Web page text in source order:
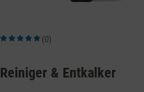
Durchschnittliche Bewertung von 5 von 5
(0)
Reiniger & Entkalker